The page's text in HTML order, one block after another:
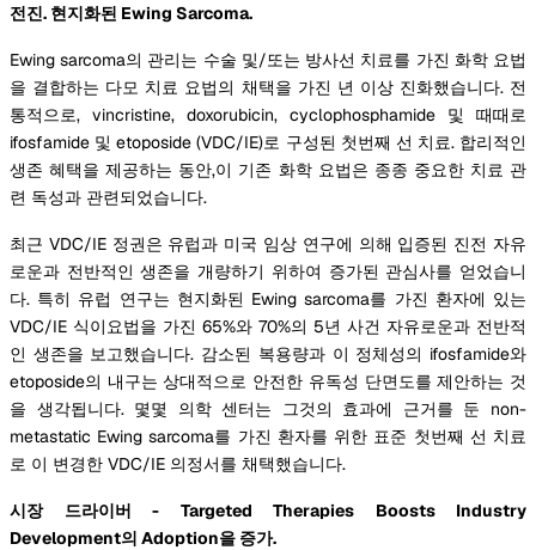
전진. 현지화된 Ewing Sarcoma.
Ewing sarcoma의 관리는 수술 및/또는 방사선 치료를 가진 화학 요법
을 결합하는 다모 치료 요법의 채택을 가진 년 이상 진화했습니다. 전
통적으로, vincristine, doxorubicin, cyclophosphamide 및 때때로
ifosfamide 및 etoposide (VDC/IE)로 구성된 첫번째 선 치료. 합리적인
생존 혜택을 제공하는 동안,이 기존 화학 요법은 종종 중요한 치료 관
련 독성과 관련되었습니다.
최근 VDC/IE 정권은 유럽과 미국 임상 연구에 의해 입증된 진전 자유
로운과 전반적인 생존을 개량하기 위하여 증가된 관심사를 얻었습니
다. 특히 유럽 연구는 현지화된 Ewing sarcoma를 가진 환자에 있는
VDC/IE 식이요법을 가진 65%와 70%의 5년 사건 자유로운과 전반적
인 생존을 보고했습니다. 감소된 복용량과 이 정체성의 ifosfamide와
etoposide의 내구는 상대적으로 안전한 유독성 단면도를 제안하는 것
을 생각됩니다. 몇몇 의학 센터는 그것의 효과에 근거를 둔 non-
metastatic Ewing sarcoma를 가진 환자를 위한 표준 첫번째 선 치료
로 이 변경한 VDC/IE 의정서를 채택했습니다.
시장 드라이버 - Targeted Therapies Boosts Industry
Development의 Adoption을 증가.